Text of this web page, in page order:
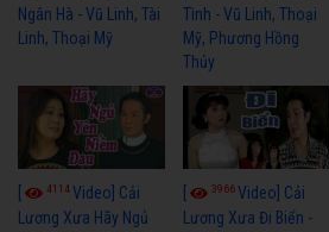
Ngân Hà - Vũ Linh, Tài
Linh, Thoại Mỹ
Tình - Vũ Linh, Thoại
Mỹ, Phương Hồng
Thủy
4114Video] Cải
Lương Xưa Hãy Ngủ
3966Video] Cải
Lương Xưa Đi Biển -